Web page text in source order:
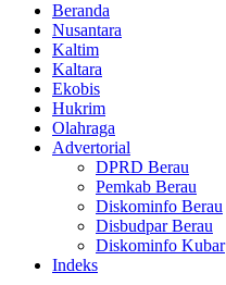
Beranda
Nusantara
Kaltim
Kaltara
Ekobis
Hukrim
Olahraga
Advertorial
DPRD Berau
Pemkab Berau
Diskominfo Berau
Disbudpar Berau
Diskominfo Kubar
Indeks